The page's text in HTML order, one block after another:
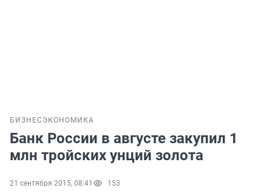
БИЗНЕС ЭКОНОМИКА
Банк России в августе закупил 1
млн тройских унций золота
21 сентября 2015, 08:41 153